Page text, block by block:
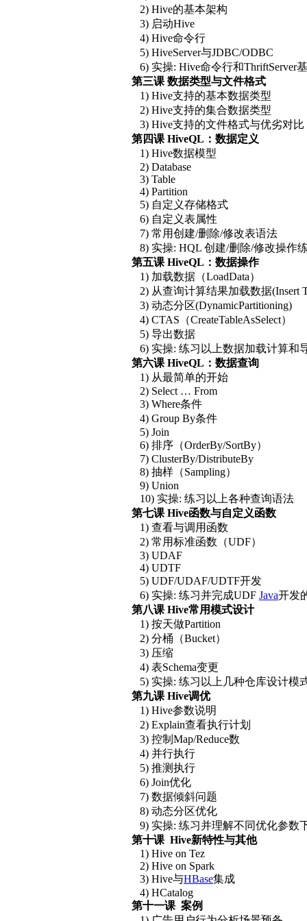
2) Hive的基本架构
3) 启动Hive
4) Hive命令行
5) HiveServer与JDBC/ODBC
6) 实操: Hive命令行和ThriftServer
第三课 数据类型与文件格式
1) Hive支持的基本数据类型
2) Hive支持的集合数据类型
3) Hive支持的文件格式与优劣对比
第四课 HiveQL：数据定义
1) Hive数据模型
2) Database
3) Table
4) Partition
5) 自定义存储格式
6) 自定义表属性
7) 常用创建/删除/修改表语法
8) 实操: HQL 创建/删除/修改操作
第五课 HiveQL：数据操作
1) 加载数据（LoadData）
2) 从查询计算结果加载数据(Insert
3) 动态分区(DynamicPartitioning)
4) CTAS（CreateTableAsSelect）
5) 导出数据
6) 实操: 练习以上数据加载计算和
第六课 HiveQL：数据查询
1) 从最简单的开始
2) Select … From
3) Where条件
4) Group By条件
5) Join
6) 排序（OrderBy/SortBy）
7) ClusterBy/DistributeBy
8) 抽样（Sampling）
9) Union
10) 实操: 练习以上各种查询语法
第七课 Hive函数与自定义函数
1) 查看与调用函数
2) 常用标准函数（UDF）
3) UDAF
4) UDTF
5) UDF/UDAF/UDTF开发
6) 实操: 练习并完成UDF Java开发
第八课 Hive常用模式设计
1) 按天做Partition
2) 分桶（Bucket）
3) 压缩
4) 表Schema变更
5) 实操: 练习以上几种仓库设计模
第九课 Hive调优
1) Hive参数说明
2) Explain查看执行计划
3) 控制Map/Reduce数
4) 并行执行
5) 推测执行
6) Join优化
7) 数据倾斜问题
8) 动态分区优化
9) 实操: 练习并理解不同优化参数
第十课 Hive新特性与其他
1) Hive on Tez
2) Hive on Spark
3) Hive与HBase集成
4) HCatalog
第十一课 案例